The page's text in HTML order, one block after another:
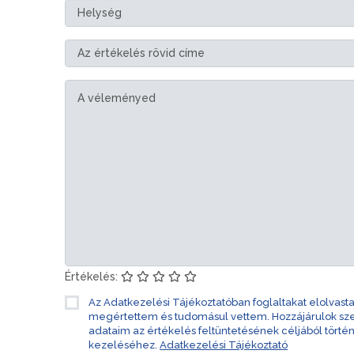
Értékelés:
Az Adatkezelési Tájékoztatóban foglaltakat
megértettem és tudomásul vettem. Hozzájárulok
adataim az értékelés feltüntetésének céljából
kezeléséhez. Adatkezelési Tájékoztató